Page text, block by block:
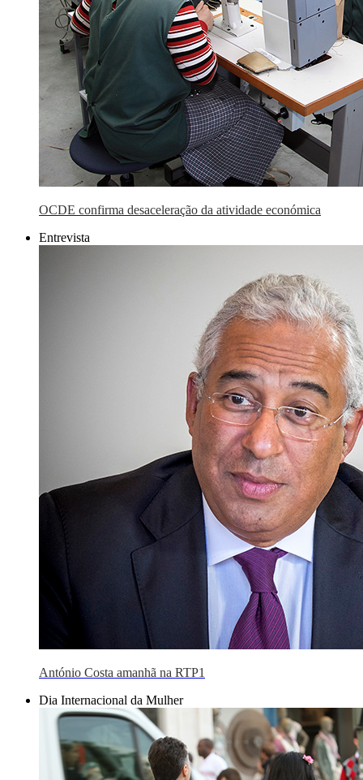
OCDE confirma desaceleração da atividade económica
Entrevista
António Costa amanhã na RTP1
Dia Internacional da Mulher